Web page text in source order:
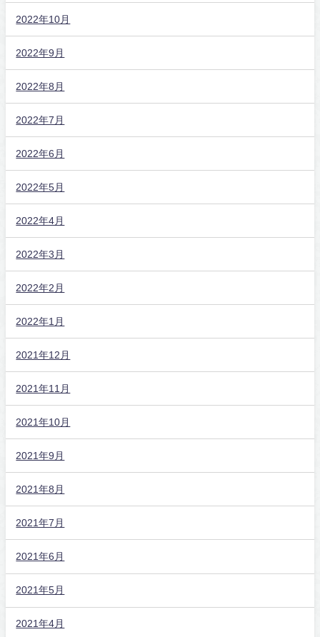
2022年10月
2022年9月
2022年8月
2022年7月
2022年6月
2022年5月
2022年4月
2022年3月
2022年2月
2022年1月
2021年12月
2021年11月
2021年10月
2021年9月
2021年8月
2021年7月
2021年6月
2021年5月
2021年4月